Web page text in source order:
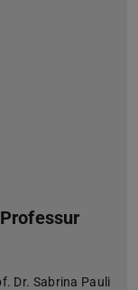
Dr. Sabrina Pauli